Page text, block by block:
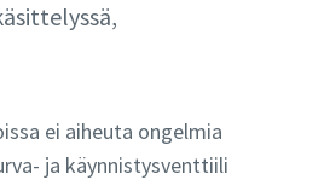
ei aiheuta ongelmia
ja käynnistysventtiili